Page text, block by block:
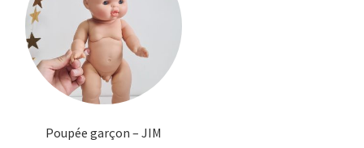
Poupée garçon – JIM